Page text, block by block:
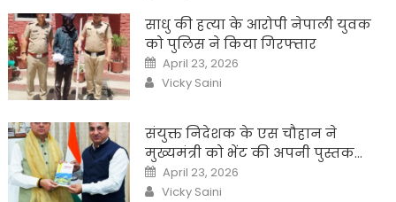
साधु की हत्या के आरोपी नेपाली युवक
को पुलिस ने किया गिरफ्तार
Posted
on
April 23, 2026
Author
Vicky Saini
संयुक्त निदेशक के एस चौहान ने
मुख्यमंत्री को भेंट की अपनी पुस्तक…
Posted
on
April 23, 2026
Author
Vicky Saini